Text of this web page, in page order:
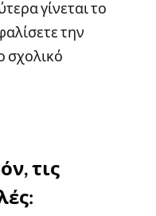
γίνεται το
την
σχολικό
τις